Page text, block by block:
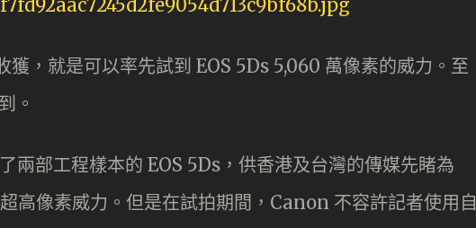
獲，就是可以率先試到 EOS 5Ds 5,060 萬像素的威力。至
。
兩部工程樣本的 EOS 5Ds，供香港及台灣的傳媒先睹為
高像素威力。但是在試拍期間，Canon 不容許記者使用自